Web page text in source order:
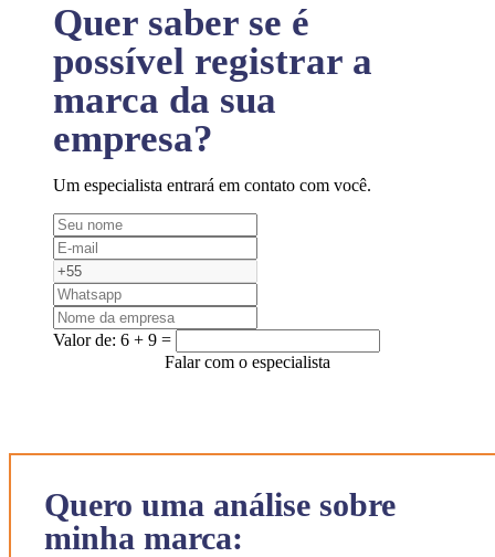
Quero uma análise sobre
minha marca:
Quer saber se é
possível registrar a
marca da sua
empresa?
Um especialista entrará em contato com você.
Valor de: 6 + 9 =
Falar com o especialista